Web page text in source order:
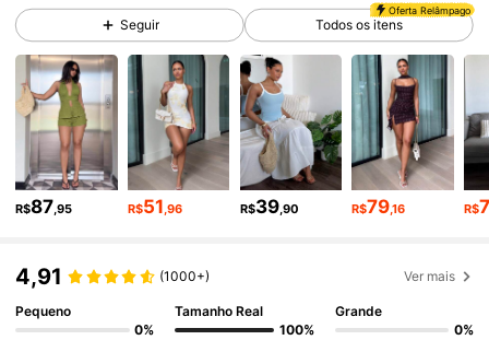
4,75 36K Seguidores
4,75 36K Seguidores
4,75 36K Seguidores
4,75 36K Seguidores
Seguir
Oferta Relâmpago
Todos os itens
R$87,95 R$51,96 R$39,90 R$79,16 R$
4,91 (1000+) Ver mais
Pequeno
0%
Tamanho Real
100%
Grande
0%